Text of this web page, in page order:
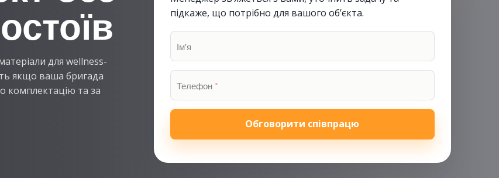
для wellness-
якщо ваша бригада
та за
підкаже, що потрібно для вашого об’єкта.
Ім'я
Телефон*
Обговорити співпрацю